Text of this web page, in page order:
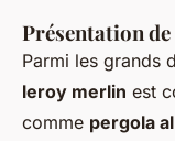
Présentation
Parmi les grands
leroy merlin est
comme pergola